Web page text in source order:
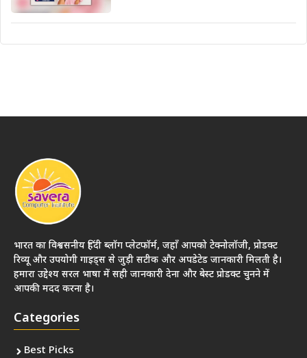
भारत का विश्वसनीय हिंदी ब्लॉग प्लेटफॉर्म, जहाँ आपको टेक्नोलॉजी, प्रोडक्ट
रिव्यू और उपयोगी गाइड्स से जुड़ी सटीक और अपडेटेड जानकारी मिलती है।
हमारा उद्देश्य सरल भाषा में सही जानकारी देना और बेस्ट प्रोडक्ट चुनने में
आपकी मदद करना है।
Categories
Best Picks